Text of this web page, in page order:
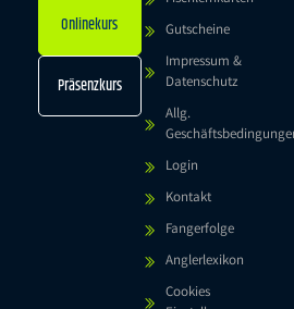
Onlinekurs
Präsenzkurs
Gutscheine
Impressum &
Datenschutz
Allg.
Login
Kontakt
Fangerfolge
Anglerlexikon
Cookies